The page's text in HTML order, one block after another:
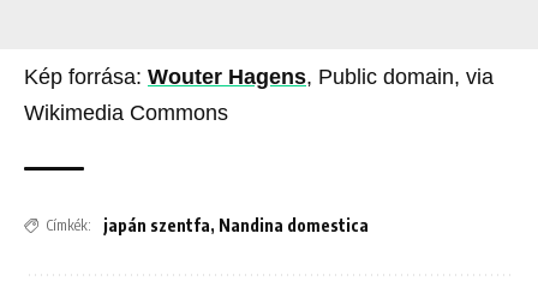
Kép forrása: Wouter Hagens, Public domain, via
Wikimedia Commons
Címkék: japán szentfa, Nandina domestica